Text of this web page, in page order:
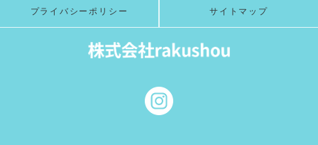
プライバシーポリシー サイトマップ